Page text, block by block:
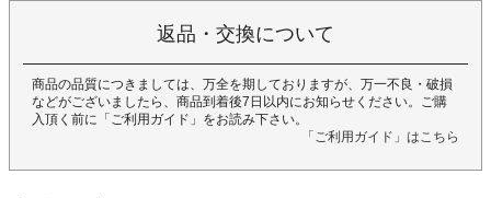
返品・交換について
商品の品質につきましては、万全を期しておりますが、万一不良・破損
などがございましたら、商品到着後7日以内にお知らせください。ご購
入頂く前に「ご利用ガイド」をお読み下さい。
「ご利用ガイド」はこちら